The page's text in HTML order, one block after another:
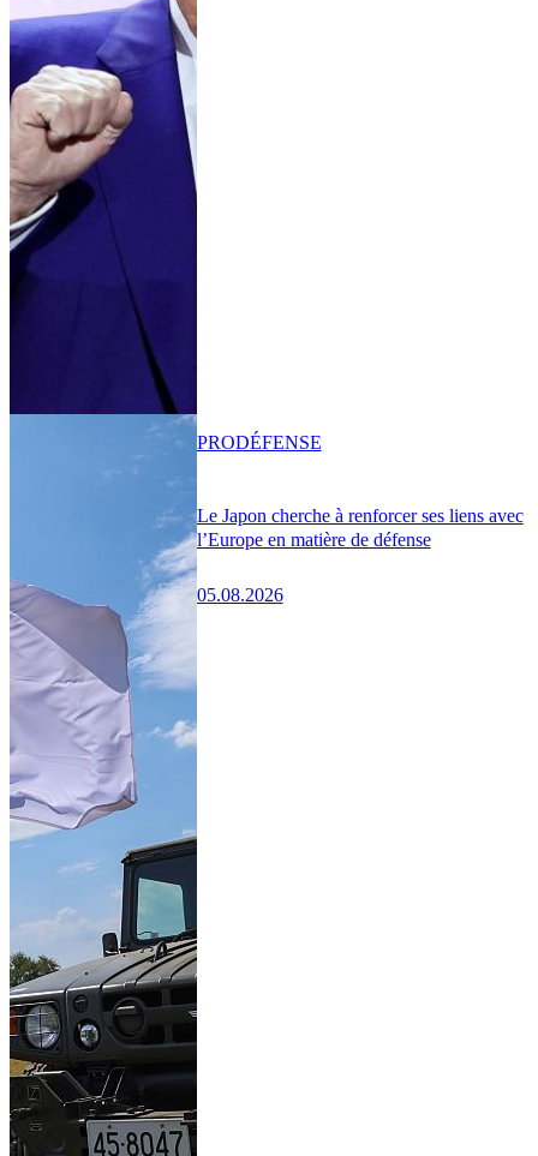
Le Japon cherche à renforcer ses liens avec
l’Europe en matière de défense
05.08.2026
PRODÉFENSE